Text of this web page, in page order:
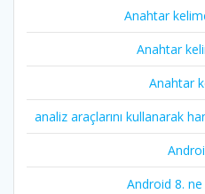
Anahtar
Anahtar
Anahtar
analiz araçlarını kullanarak
Android 8. ne